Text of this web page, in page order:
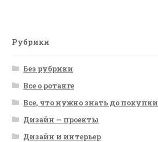
Рубрики
Без рубрики
Все о ротанге
Все, что нужно знать до покупки
Дизайн — проекты
Дизайн и интерьер